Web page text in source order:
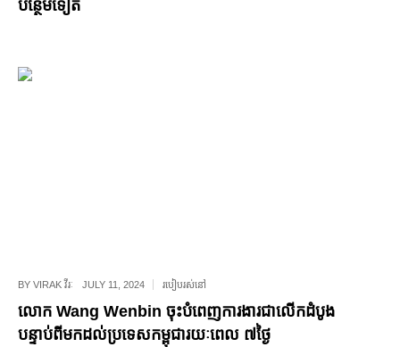
បន្ថែមទៀត
BY VIRAK វីរៈ JULY 11, 2024 របៀបរស់នៅ
លោក Wang Wenbin ចុះបំពេញការងារជាលើកដំបូង
បន្ទាប់ពីមកដល់ប្រទេសកម្ពុជារយៈពេល ៧ថ្ងៃ